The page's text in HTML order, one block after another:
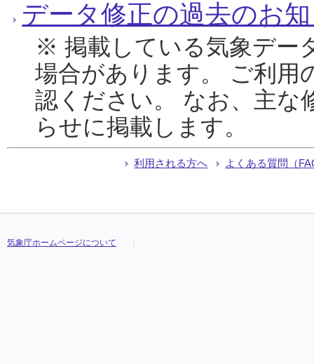
データ修正の過去のお
※ 掲載している気象デー
場合があります。 ご利用
認ください。 なお、主な
らせに掲載します。
利用される方へ よくある質問（
気象庁ホームページについて